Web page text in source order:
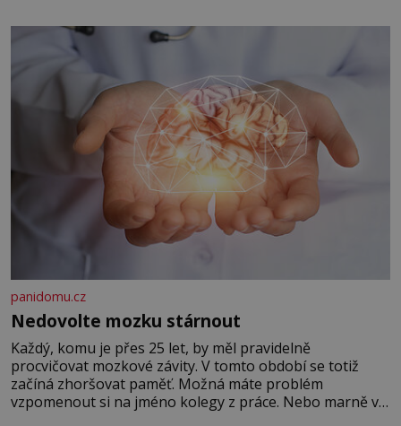
panidomu.cz
Nedovolte mozku stárnout
Každý, komu je přes 25 let, by měl pravidelně
procvičovat mozkové závity. V tomto období se totiž
začíná zhoršovat paměť. Možná máte problém
vzpomenout si na jméno kolegy z práce. Nebo marně v